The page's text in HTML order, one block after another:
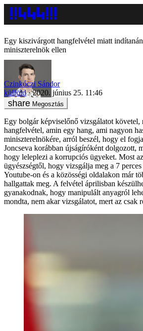
Egy kiszivárgott hangfelvétel miatt
miniszterelnök ellen
Czinkóczi Sándor
külföld
2020. június 25. 11:46
Megosztás
Egy bolgár képviselőnő vizsgálatot követel,
hangfelvétel, amin egy hang, ami nagyon
miniszterelnökére, arról beszél, hogy el
Joncseva korábban újságíróként dolgozott,
hogy leleplezi a korrupciós ügyeket. Most
ügyészségtől, hogy vizsgálja meg a 7
Youtube-on és a közösségi oldalakon már
hallgattak meg. A felvétel áprilisban
gyanakodnak, hogy manipulált anyagról
mondta, nem akar vizsgálatot, mert az csak